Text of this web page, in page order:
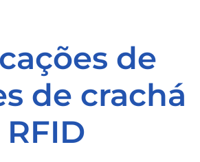
de
de crachá
RFID